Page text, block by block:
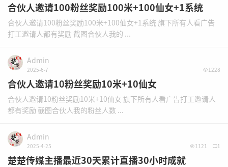
合伙人邀请100粉丝奖励100米+100仙女+1系统
合伙人邀请100粉丝奖励100米+100仙女+1系统 旗下所有人看广告
打工邀请人都有奖励 截图合伙人我的 ...
Admin
2025-6-7 1228
合伙人邀请10粉丝奖励10米+10仙女
合伙人邀请10粉丝奖励10米+10仙女 旗下所有人看广告打工邀请人
都有奖励 截图合伙人我的粉丝人数 ...
Admin
2025-4-25 1
1121
楚楚传媒主播最近30天累计直播30小时成就